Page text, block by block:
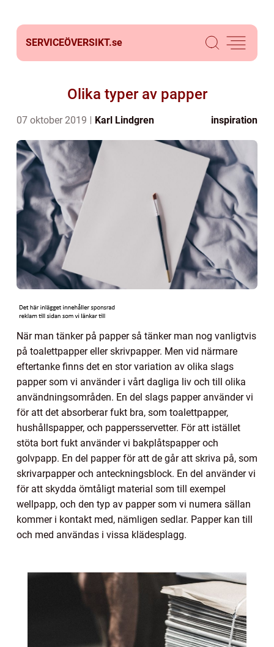
SERVICEÖVERSIKT.se
Olika typer av papper
07 oktober 2019 Karl Lindgren inspiration
När man tänker på papper så tänker man nog vanligtvis
på toalettpapper eller skrivpapper. Men vid närmare
eftertanke finns det en stor variation av olika slags
papper som vi använder i vårt dagliga liv och till olika
användningsområden. En del slags papper använder vi
för att det absorberar fukt bra, som toalettpapper,
hushållspapper, och pappersservetter. För att istället
stöta bort fukt använder vi bakplåtspapper och
golvpapp. En del papper för att de går att skriva på, som
skrivarpapper och anteckningsblock. En del använder vi
för att skydda ömtåligt material som till exempel
wellpapp, och den typ av papper som vi numera sällan
kommer i kontakt med, nämligen sedlar. Papper kan till
och med användas i vissa klädesplagg.